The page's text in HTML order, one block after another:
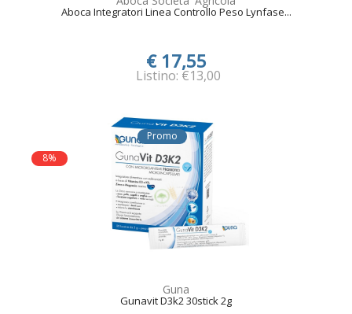
Aboca Integratori Linea Controllo Peso Lynfase...
€ 17,55
Listino: €13,00
Promo
8%
Guna
Gunavit D3k2 30stick 2g